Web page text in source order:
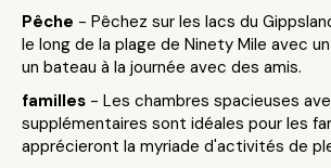
Pêche - Pêchez sur les lacs du
le long de la plage de Ninety Mile avec
un bateau à la journée avec des amis.
familles - Les chambres spacieuses
supplémentaires sont idéales pour les
apprécieront la myriade d'activités de